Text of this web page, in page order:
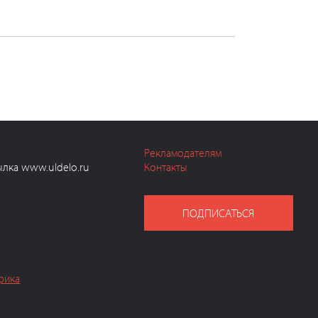
www.uldelo.ru
Рекламодателям
Контакты
ПОДПИСАТЬСЯ